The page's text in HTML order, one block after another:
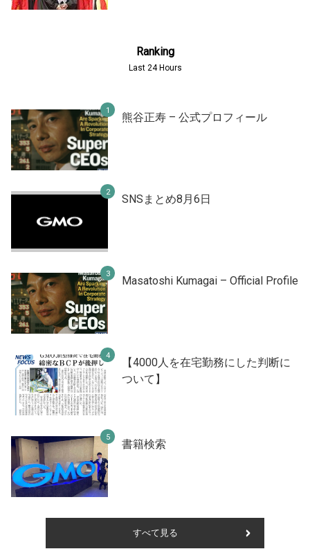
Ranking
Last 24 Hours
熊谷正寿 – 公式プロフィール
SNSまとめ8月6日
Masatoshi Kumagai – Official Profile
【4000人を在宅勤務にした判断に
ついて】
書籍検索
すべて見る